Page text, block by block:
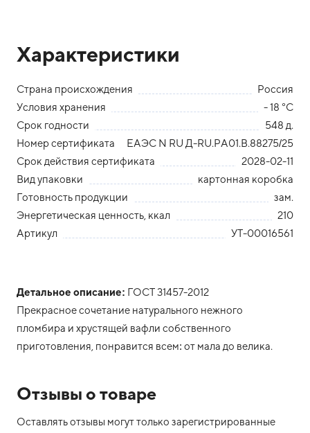
Характеристики
Страна происхождения
Россия
Условия хранения
- 18 °С
Срок годности
548 д.
Номер сертификата
ЕАЭС N RU Д-RU.PA01.В.88275/25
Срок действия сертификата
2028-02-11
Вид упаковки
картонная коробка
Готовность продукции
зам.
Энергетическая ценность, ккал
210
Артикул
УТ-00016561
Детальное описание: ГОСТ 31457-2012
Прекрасное сочетание натурального нежного
пломбира и хрустящей вафли собственного
приготовления, понравится всем: от мала до велика.
Отзывы о товаре
Оставлять отзывы могут только зарегистрированные